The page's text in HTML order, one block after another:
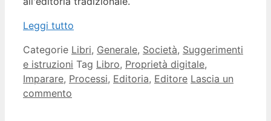
Leggi tutto
Categorie Libri, Generale, Società, Suggerimenti
e istruzioni Tag Libro, Proprietà digitale,
Imparare, Processi, Editoria, Editore Lascia un
commento